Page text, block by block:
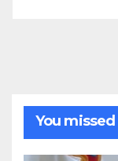
You missed